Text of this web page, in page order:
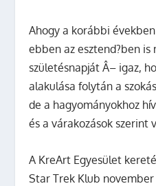
Ahogy a korábbi
ebben az esztend?ben is
születésnapját Â– igaz,
alakulása folytán a
de a hagyományokhoz
és a várakozások szerint
A KreArt Egyesület
Star Trek Klub